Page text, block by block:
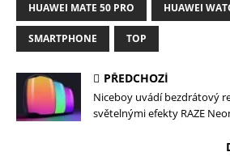
HUAWEI MATE 50 PRO HUAWEI
SMARTPHONE TOP
PŘEDCHOZÍ
Niceboy uvádí bezdrátový
světelnými efekty RAZE